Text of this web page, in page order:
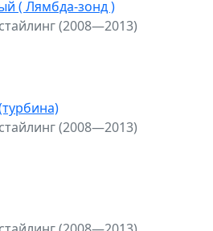
( Лямбда-зонд )
(2008—2013)
(2008—2013)